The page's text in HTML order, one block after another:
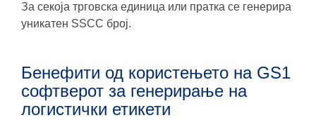
За секоја трговска единица или пратка се генерира
уникатен SSCC број.
Бенефити од користењето на GS1
софтверот за генерирање на
логистички етикети